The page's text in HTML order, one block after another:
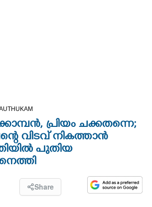
പ്രിയം ചക്കതന്നെ;
വിടവ് നികത്താൻ
പുതിയ
Share